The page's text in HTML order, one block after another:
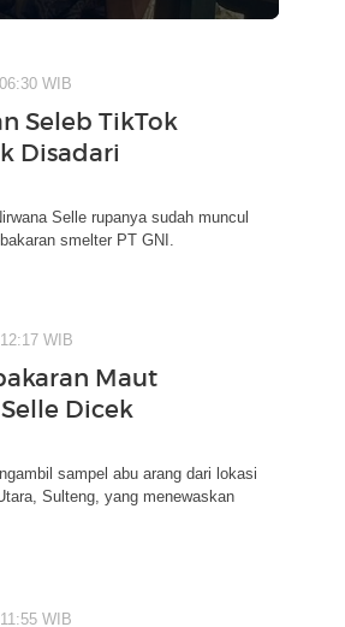
WIB
Seleb TikTok
Disadari
Selle rupanya sudah muncul
smelter PT GNI.
WIB
Maut
Dicek
sampel abu arang dari lokasi
Sulteng, yang menewaskan
WIB